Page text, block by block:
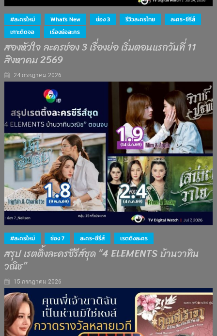
#ละครใหม่ What's New ช่อง 3 รีวิวละครไทย
ละคร-ซีรีส์
เกาะติดจอ
เรื่องย่อละคร
สองหัวใจ ละครช่อง 3 เรื่องย่อ เริ่มตอนแรกวันที่ 11
สิงหาคม 2569
24 กรกฎาคม 2026
#ละครใหม่ ช่อง 7 ละคร-ซีรีส์ เรตติงละคร
สรุป เรตติ้งละครซีรีส์ชุด “4 ELEMENTS บ้านวาทิน
วณิช”
15 กรกฎาคม 2026